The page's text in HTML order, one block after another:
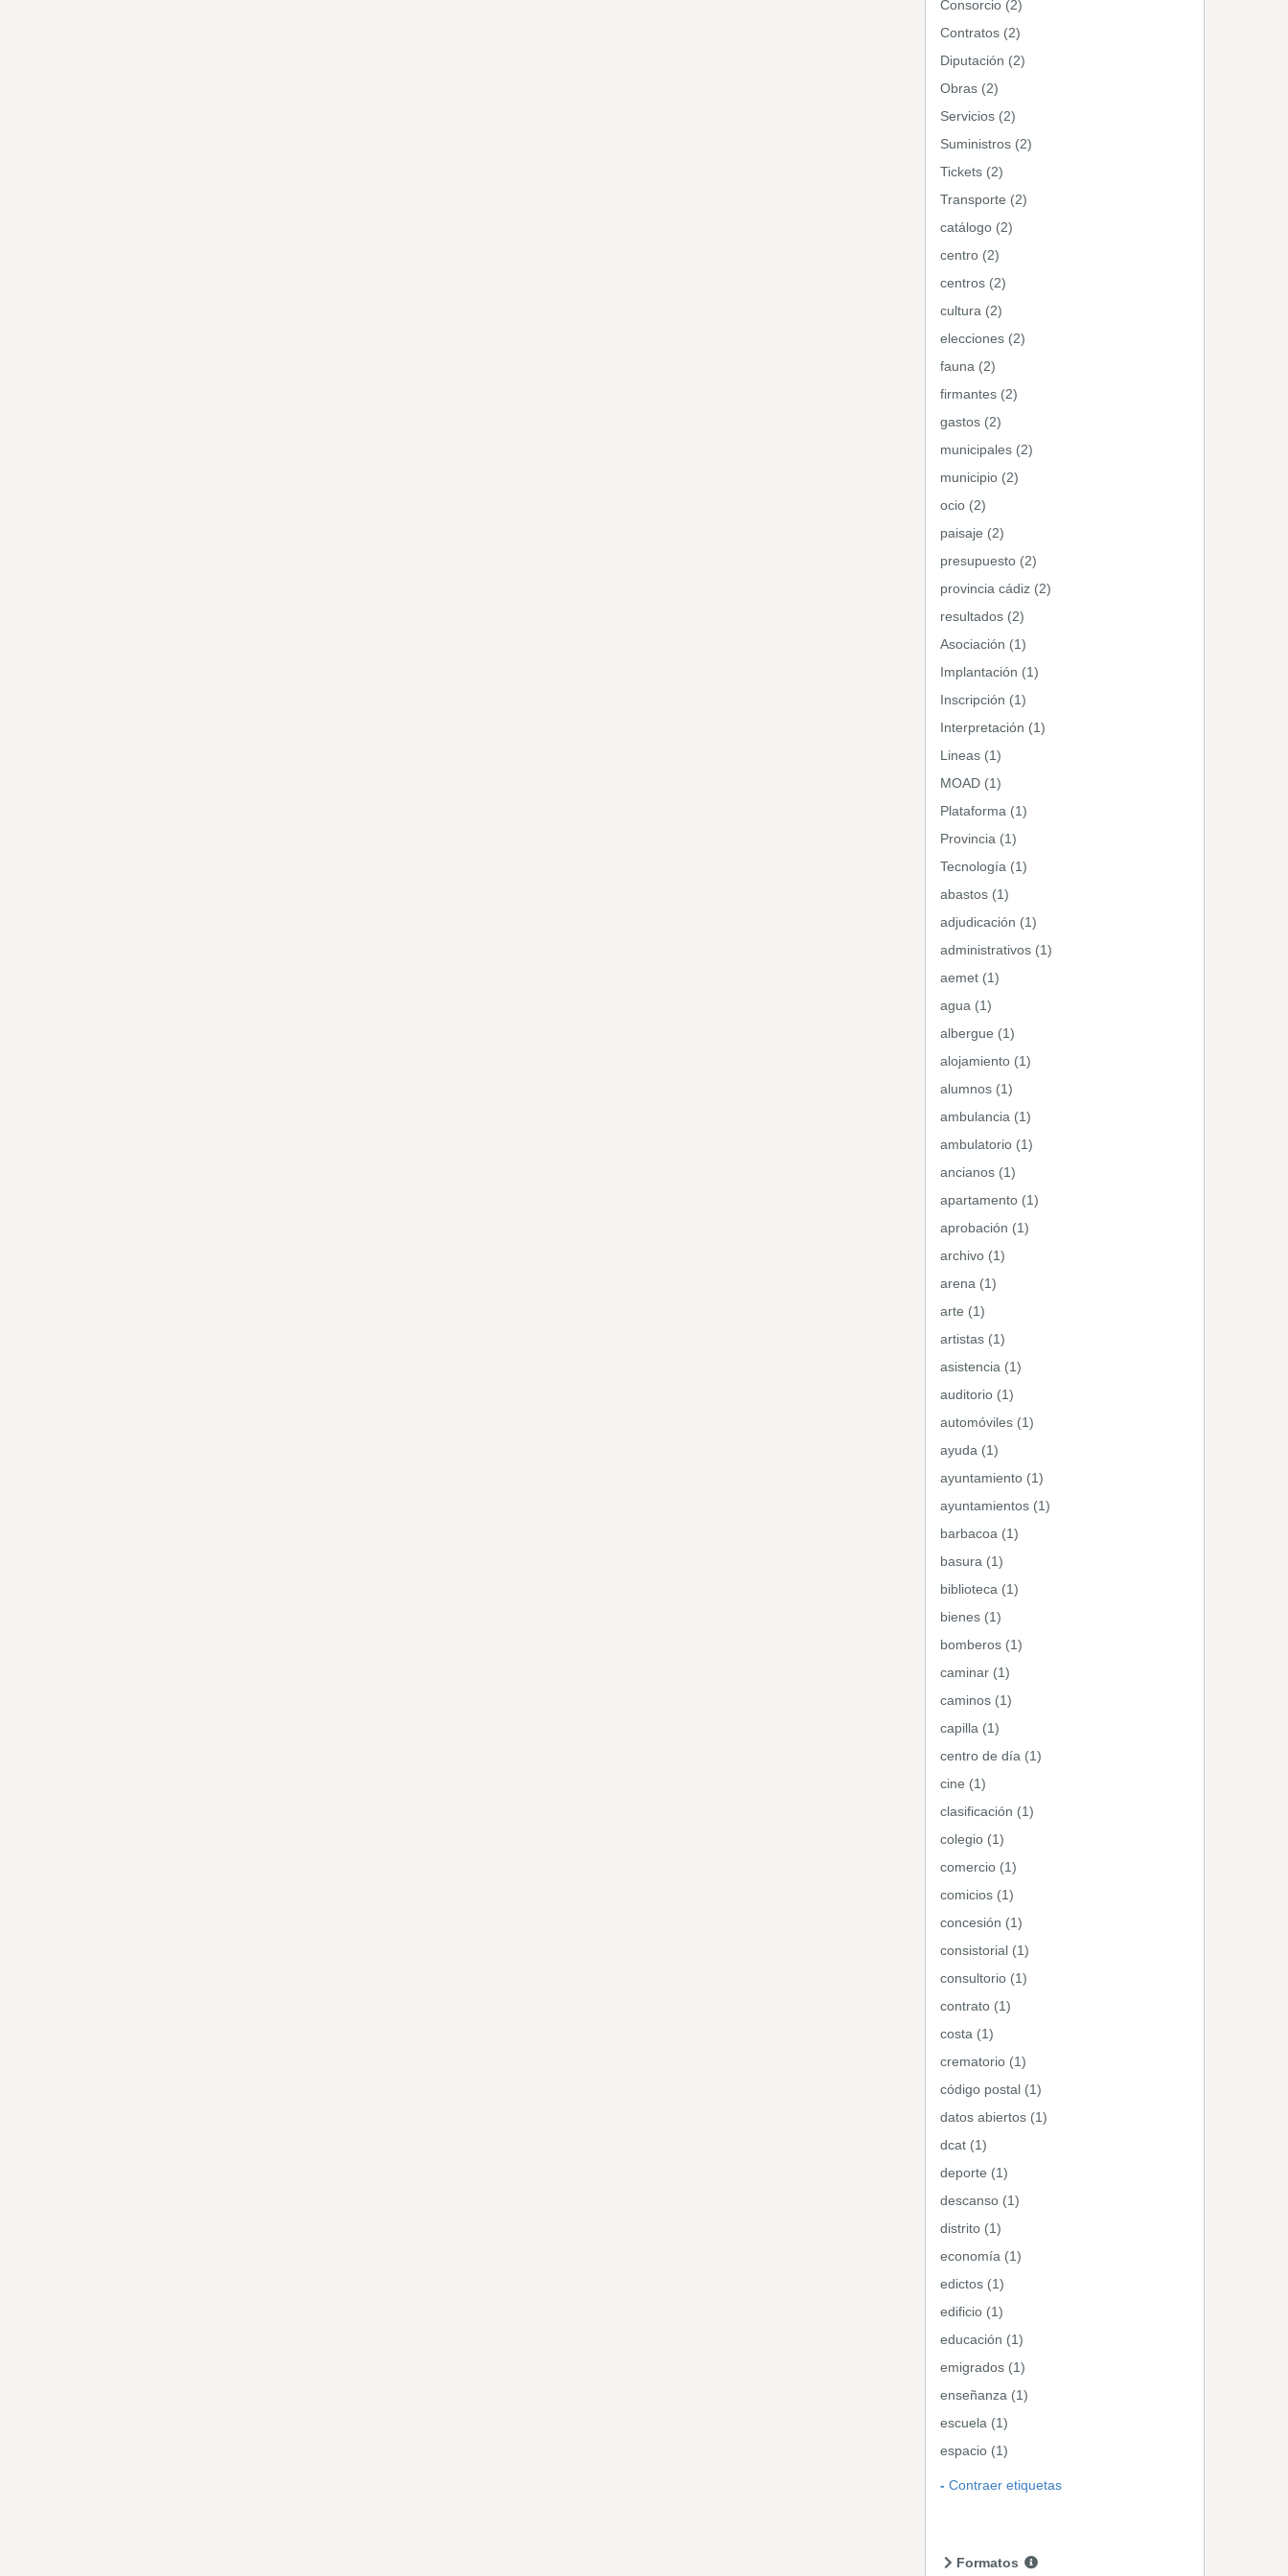
Consorcio (2)
Contratos (2)
Diputación (2)
Obras (2)
Servicios (2)
Suministros (2)
Tickets (2)
Transporte (2)
catálogo (2)
centro (2)
centros (2)
cultura (2)
elecciones (2)
fauna (2)
firmantes (2)
gastos (2)
municipales (2)
municipio (2)
ocio (2)
paisaje (2)
presupuesto (2)
provincia cádiz (2)
resultados (2)
Asociación (1)
Implantación (1)
Inscripción (1)
Interpretación (1)
Lineas (1)
MOAD (1)
Plataforma (1)
Provincia (1)
Tecnología (1)
abastos (1)
adjudicación (1)
administrativos (1)
aemet (1)
agua (1)
albergue (1)
alojamiento (1)
alumnos (1)
ambulancia (1)
ambulatorio (1)
ancianos (1)
apartamento (1)
aprobación (1)
archivo (1)
arena (1)
arte (1)
artistas (1)
asistencia (1)
auditorio (1)
automóviles (1)
ayuda (1)
ayuntamiento (1)
ayuntamientos (1)
barbacoa (1)
basura (1)
biblioteca (1)
bienes (1)
bomberos (1)
caminar (1)
caminos (1)
capilla (1)
centro de día (1)
cine (1)
clasificación (1)
colegio (1)
comercio (1)
comicios (1)
concesión (1)
consistorial (1)
consultorio (1)
contrato (1)
costa (1)
crematorio (1)
código postal (1)
datos abiertos (1)
dcat (1)
deporte (1)
descanso (1)
distrito (1)
economía (1)
edictos (1)
edificio (1)
educación (1)
emigrados (1)
enseñanza (1)
escuela (1)
espacio (1)
Contraer etiquetas
Formatos